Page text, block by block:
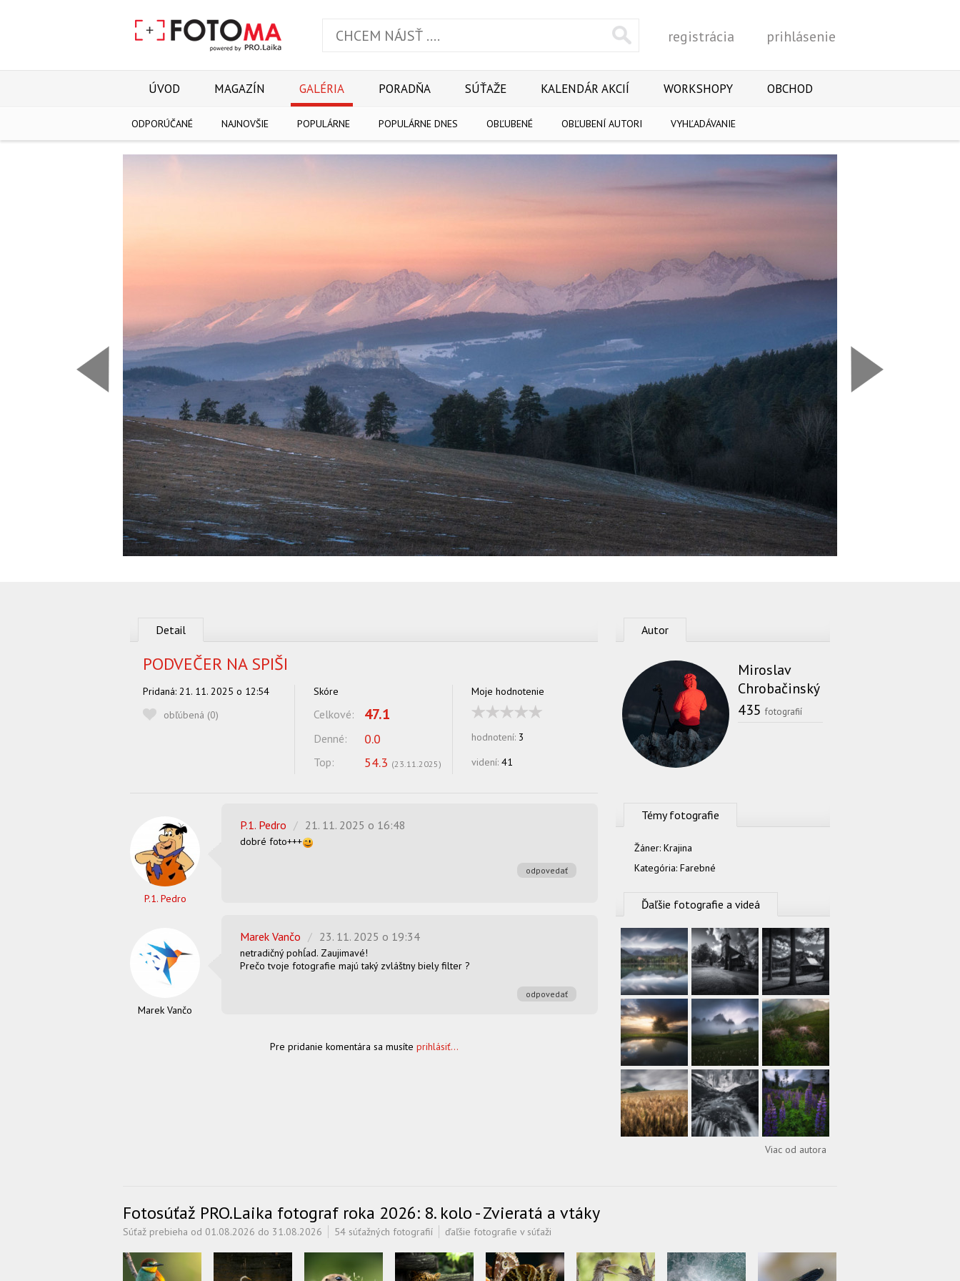
Vyhľadať
registrácia prihlásenie
ÚVOD MAGAZÍN GALÉRIA
ODPORÚČANÉ NAJNOVŠIE POPULÁRNE POPULÁRNE DNES OBĽUBENÉ OBĽUBENÍ AUTORI VYHĽADÁVANIE
PORADŇA SÚŤAŽE KALENDÁR AKCIÍ WORKSHOPY OBCHOD
Predchádzajúca
Detail
PODVEČER NA SPIŠI
Pridaná: 21. 11. 2025 o 12:54
obľúbená (0)
Skóre
Celkové: 47.1
Denné: 0.0
Top: 54.3 (23.11.2025)
Moje hodnotenie
hodnotení: 3
videní: 41
P.1. Pedro
P.1. Pedro / 21. 11. 2025 o 16:48
dobré foto+++
odpovedať
Marek Vančo
Marek Vančo / 23. 11. 2025 o 19:34
netradičný pohĺad. Zaujimavé!
Prečo tvoje fotografie majú taký zvláštny biely filter ?
odpovedať
Pre pridanie komentára sa musíte prihlásiť...
Autor
Miroslav
Chrobačinský
435 fotografií
Témy fotografie
Žáner: Krajina
Kategória: Farebné
Ďaľšie fotografie a videá
Viac od autora
Fotosúťaž PRO.Laika fotograf roka 2026: 8. kolo - Zvieratá a vtáky
Súťaž prebieha od 01.08.2026 do 31.08.2026 54 súťažných fotografií ďaľšie fotografie v súťaži